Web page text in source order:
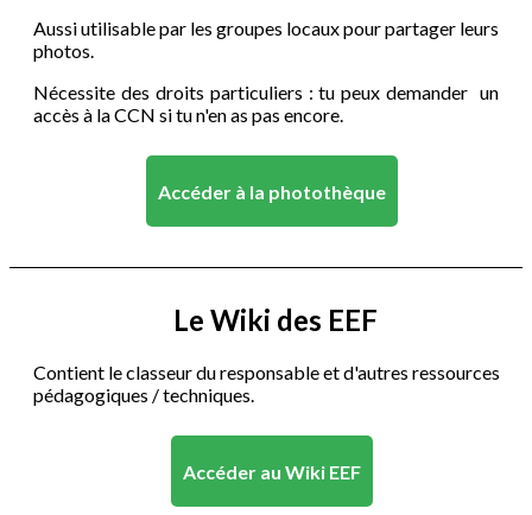
Aussi utilisable par les groupes locaux pour partager leurs
photos.
Nécessite des droits particuliers : tu peux demander un
accès à la CCN si tu n'en as pas encore.
Accéder à la photothèque
Le Wiki des EEF
Contient le classeur du responsable et d'autres ressources
pédagogiques / techniques.
Accéder au Wiki EEF